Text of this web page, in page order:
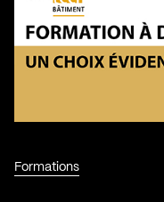
Formations